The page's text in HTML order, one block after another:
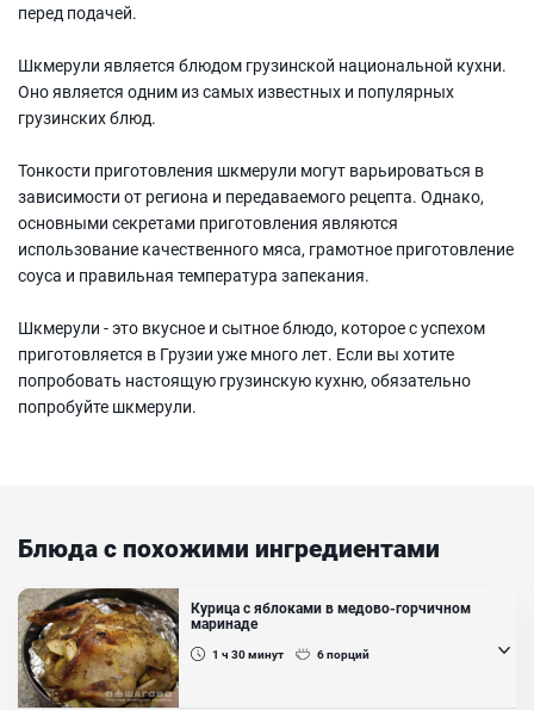
перед подачей.
Шкмерули является блюдом грузинской национальной кухни.
Оно является одним из самых известных и популярных
грузинских блюд.
Тонкости приготовления шкмерули могут варьироваться в
зависимости от региона и передаваемого рецепта. Однако,
основными секретами приготовления являются
использование качественного мяса, грамотное приготовление
соуса и правильная температура запекания.
Шкмерули - это вкусное и сытное блюдо, которое с успехом
приготовляется в Грузии уже много лет. Если вы хотите
попробовать настоящую грузинскую кухню, обязательно
попробуйте шкмерули.
Блюда с похожими ингредиентами
Курица с яблоками в медово-горчичном
маринаде
1 ч 30минут 6порций